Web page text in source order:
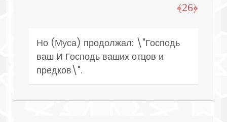
﴿26﴾
Но (Муса) продолжал: \"Господь
ваш И Господь ваших отцов и
предков\".